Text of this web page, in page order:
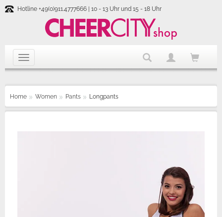
Hotline +49(0)911.4777666 | 10 - 13 Uhr und 15 - 18 Uhr
Home Women Pants Longpants